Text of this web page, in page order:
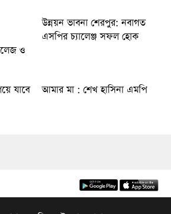
ও
উন্নয়ন ভাবনা শেরপুর: নবাগত
এসপির চ্যালেঞ্জ সফল হোক
যাবে
আমার মা : শেখ হাসিনা এমপি